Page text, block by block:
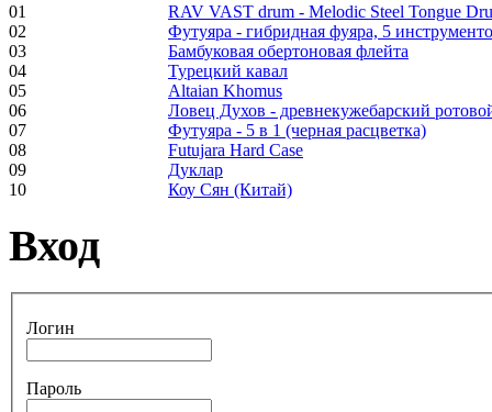
Frame and Shaman
Drum "Master of
Animals", tunable,
with Henna
€530.00
Tunable Tonbak with
€880.00
01
RAV VAST drum - Melodic Steel Tongue
02
Футуяра - гибридная фуяра, 5
03
Бамбуковая обертоновая флейта
04
Турецкий кавал
05
Altaian Khomus
06
Ловец Духов - древнекужебарский
07
Футуяра - 5 в 1 (черная расцветка)
08
Futujara Hard Case
09
Дуклар
10
Коу Сян (Китай)
Вход
Логин
Пароль